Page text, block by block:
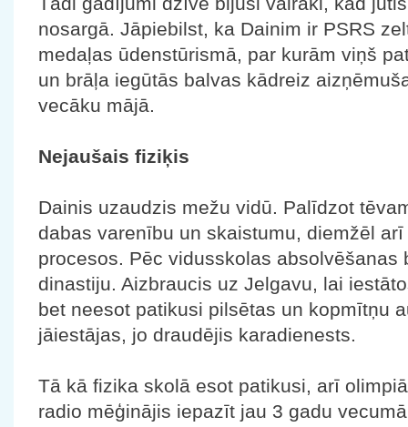
nosargā. Jāpiebilst, ka Dainim ir PSRS
medaļas ūdenstūrismā, par kurām viņš
un brāļa iegūtās balvas kādreiz
vecāku mājā.
Nejaušais fiziķis
Dainis uzaudzis mežu vidū. Palīdzot
dabas varenību un skaistumu, diemžēl
procesos. Pēc vidusskolas
dinastiju. Aizbraucis uz Jelgavu, lai
bet neesot patikusi pilsētas un kopmītņu
jāiestājas, jo draudējis karadienests.
Tā kā fizika skolā esot patikusi, arī
radio mēģinājis iepazīt jau 3 gadu